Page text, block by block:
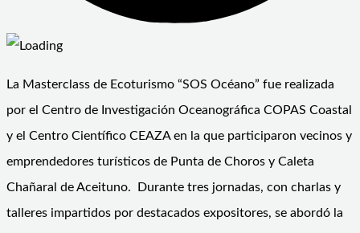
La Masterclass de Ecoturismo “SOS Océano” fue realizada
por el Centro de Investigación Oceanográfica COPAS Coastal
y el Centro Científico CEAZA en la que participaron vecinos y
emprendedores turísticos de Punta de Choros y Caleta
Chañaral de Aceituno. Durante tres jornadas, con charlas y
talleres impartidos por destacados expositores, se abordó la